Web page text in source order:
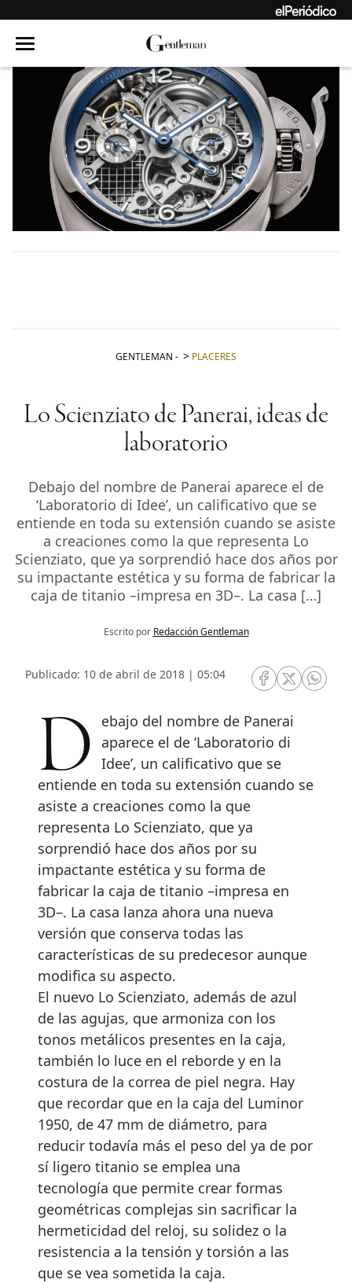
GENTLEMAN - PLACERES
Lo Scienziato de Panerai, ideas de
laboratorio
Debajo del nombre de Panerai aparece el de
‘Laboratorio di Idee’, un calificativo que se
entiende en toda su extensión cuando se asiste
a creaciones como la que representa Lo
Scienziato, que ya sorprendió hace dos años por
su impactante estética y su forma de fabricar la
caja de titanio –impresa en 3D–. La casa […]
Escrito por Redacción Gentleman
Publicado: 10 de abril de 2018 | 05:04
RRSS Facebook
RRSSRRSS
Debajo del nombre de Panerai
aparece el de ‘Laboratorio di
Idee’, un calificativo que se
entiende en toda su extensión cuando se
asiste a creaciones como la que
representa Lo Scienziato, que ya
sorprendió hace dos años por su
impactante estética y su forma de
fabricar la caja de titanio –impresa en
3D–. La casa lanza ahora una nueva
versión que conserva todas las
características de su predecesor aunque
modifica su aspecto.
El nuevo Lo Scienziato, además de azul
de las agujas, que armoniza con los
tonos metálicos presentes en la caja,
también lo luce en el reborde y en la
costura de la correa de piel negra. Hay
que recordar que en la caja del Luminor
1950, de 47 mm de diámetro, para
reducir todavía más el peso del ya de por
sí ligero titanio se emplea una
tecnología que permite crear formas
geométricas complejas sin sacrificar la
hermeticidad del reloj, su solidez o la
resistencia a la tensión y torsión a las
que se vea sometida la caja.